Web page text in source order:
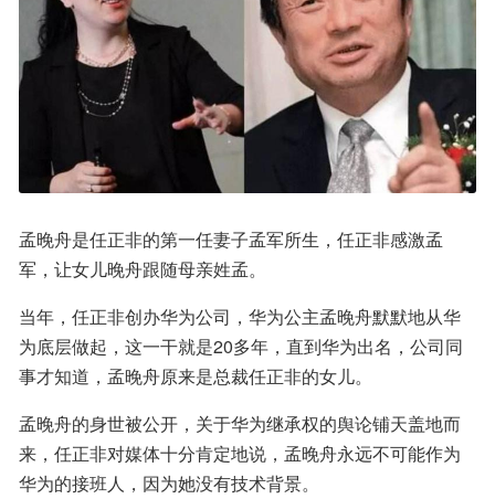
孟晚舟是任正非的第一任妻子孟军所生，任正非感激孟
军，让女儿晚舟跟随母亲姓孟。
当年，任正非创办华为公司，华为公主孟晚舟默默地从华
为底层做起，这一干就是20多年，直到华为出名，公司同
事才知道，孟晚舟原来是总裁任正非的女儿。
孟晚舟的身世被公开，关于华为继承权的舆论铺天盖地而
来，任正非对媒体十分肯定地说，孟晚舟永远不可能作为
华为的接班人，因为她没有技术背景。